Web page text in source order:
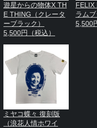
遊星からの物体X TH
E THING（クレータ
ーブラック）
5,500円（税込）
FELIX
ラムブ
5,500
ミヤコ蝶々 復刻版
（浪花人情ホワイ